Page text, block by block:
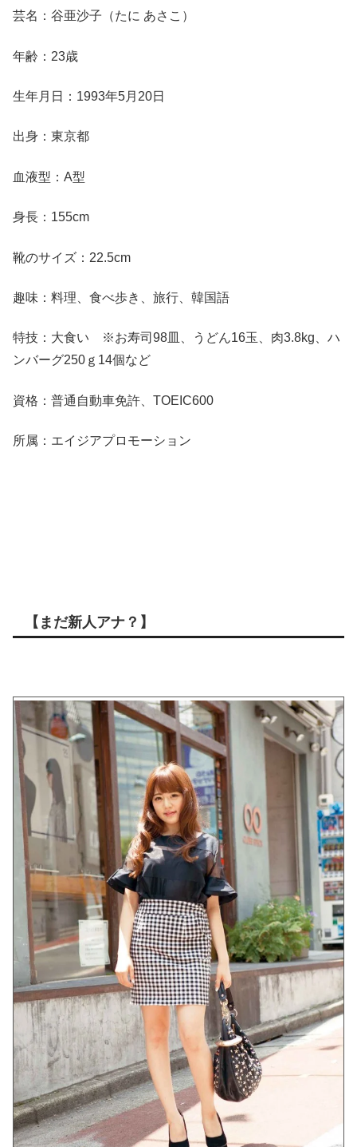
芸名：谷亜沙子（たに あさこ）
年齢：23歳
生年月日：1993年5月20日
出身：東京都
血液型：A型
身長：155cm
靴のサイズ：22.5cm
趣味：料理、食べ歩き、旅行、韓国語
特技：大食い ※お寿司98皿、うどん16玉、肉3.8kg、ハ
ンバーグ250ｇ14個など
資格：普通自動車免許、TOEIC600
所属：エイジアプロモーション
【まだ新人アナ？】